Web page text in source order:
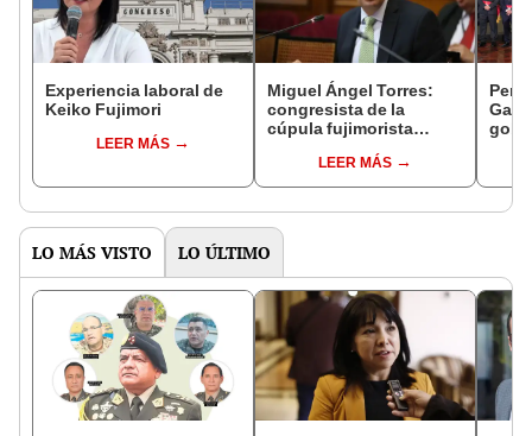
Experiencia laboral de
Keiko Fujimori
LEER MÁS
Miguel Ángel Torres:
congresista de la
cúpula fujimorista
del SenadoLEER MÁS
LO MÁS VISTO LO ÚLTIMO